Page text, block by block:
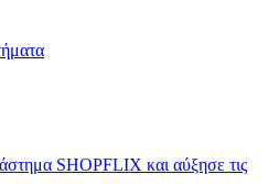
SHOPFLIX και αύξησε τις